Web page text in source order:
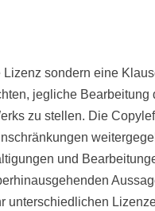
Lizenz sondern eine
jegliche
zu stellen. Die
und
unterschiedlichen